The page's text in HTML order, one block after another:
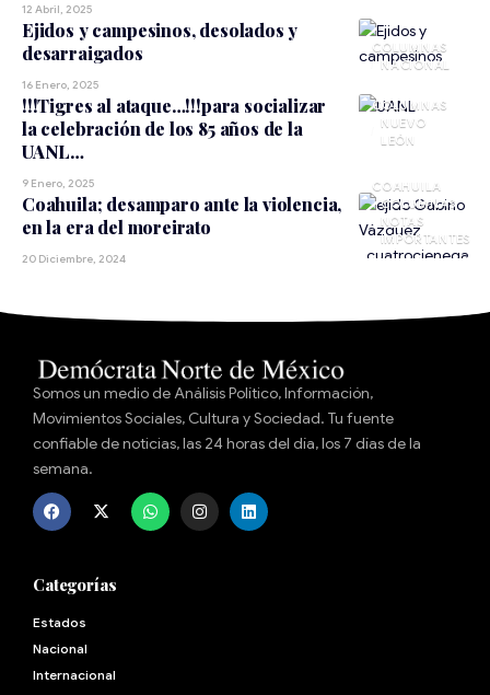
12 Abril, 2025
NACIONAL
Ejidos y campesinos, desolados y
desarraigados
16 Enero, 2025
NUEVO
LEÓN
!!!Tigres al ataque…!!!para socializar
la celebración de los 85 años de la
UANL…
9 Enero, 2025
COAHUILA
COLUMNAS‏
NOTAS
IMPORTANTES
Coahuila; desamparo ante la violencia,
en la era del moreirato
20 Diciembre, 2024
Somos un medio de Análisis Político, Información,
Movimientos Sociales, Cultura y Sociedad. Tu fuente
confiable de noticias, las 24 horas del día, los 7 días de la
semana.
Categorías
Estados
Nacional
Internacional